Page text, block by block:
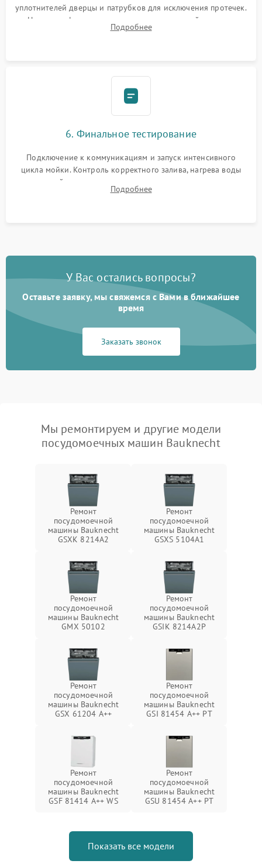
уплотнителей дверцы и патрубков для исключения протечек.
Надежная фиксация хомутов гидравлической системы,
сборка корпуса и установка датчика поплавка.
Подробнее
6. Финальное тестирование
Подключение к коммуникациям и запуск интенсивного
цикла мойки. Контроль корректного залива, нагрева воды
до нужной температуры, отсутствия посторонних шумов,
штатного слива и абсолютной сухости в поддоне.
Подробнее
У Вас остались вопросы?
Оставьте заявку, мы свяжемся с Вами в ближайшее
время
Заказать звонок
Мы ремонтируем и другие модели
посудомоечных машин Bauknecht
Ремонт
посудомоечной
машины Bauknecht
GSXK 8214A2
Ремонт
посудомоечной
машины Bauknecht
GSXS 5104A1
Ремонт
посудомоечной
машины Bauknecht
GMX 50102
Ремонт
посудомоечной
машины Bauknecht
GSIK 8214A2P
Ремонт
посудомоечной
машины Bauknecht
GSX 61204 A++
Ремонт
посудомоечной
машины Bauknecht
GSI 81454 A++ PT
Ремонт
посудомоечной
машины Bauknecht
GSF 81414 A++ WS
Ремонт
посудомоечной
машины Bauknecht
GSU 81454 A++ PT
Показать все модели